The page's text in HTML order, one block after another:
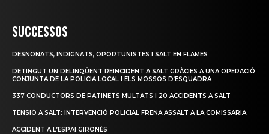
SUCCESSOS
DESNONATS, INDIGNATS, OPORTUNISTES I SALT EN FLAMES
DETINGUT UN DELINQÜENT REINCIDENT A SALT GRÀCIES A UNA OPERACIÓ
CONJUNTA DE LA POLICIA LOCAL I ELS MOSSOS D’ESQUADRA
337 CONDUCTORS DE PATINETS MULTATS I 20 ACCIDENTS A SALT
TENSIÓ A SALT: INTERVENCIÓ POLICIAL FRENA ASSALT A LA COMISSARIA
ACCIDENT A L’ESPAI GIRONÈS